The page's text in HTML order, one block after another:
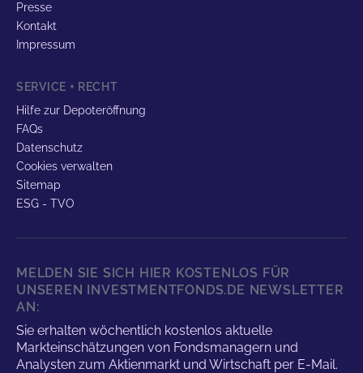
Presse
Kontakt
Impressum
SERVICE + RECHT
Hilfe zur Depoteröffnung
FAQs
Datenschutz
Cookies verwalten
Sitemap
ESG - TVO
MELDEN SIE SICH HIER KOSTENLOS FÜR
UNSEREN INVESTMENTFONDS.DE NEWSLETTER
AN:
Sie erhalten wöchentlich kostenlos aktuelle
Markteinschätzungen von Fondsmanagern und
Analysten zum Aktienmarkt und Wirtschaft per E-Mail.